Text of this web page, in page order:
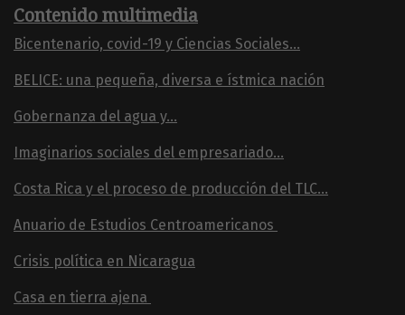
Contenido multimedia
Bicentenario, covid-19 y Ciencias Sociales...
BELICE: una pequeña, diversa e ístmica nación
Gobernanza del agua y...
Imaginarios sociales del empresariado...
Costa Rica y el proceso de producción del TLC...
Anuario de Estudios Centroamericanos
Crisis política en Nicaragua
Casa en tierra ajena